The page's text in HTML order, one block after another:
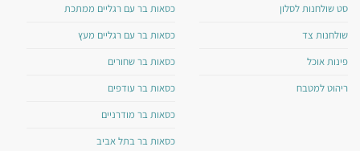
סט שולחנות לסלון
שולחנות צד
פינות אוכל
ריהוט למטבח
כסאות בר עם רגליים ממתכת
כסאות בר עם רגליים מעץ
כסאות בר שחורים
כסאות בר עודפים
כסאות בר מודרניים
כסאות בר בתל אביב